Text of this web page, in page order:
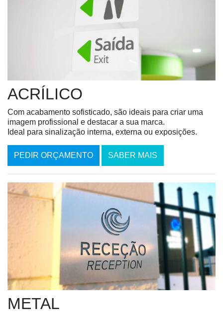
ACRÍLICO
Com acabamento sofisticado, são ideais para criar uma
imagem profissional e destacar a sua marca.
Ideal para sinalização interna, externa ou exposições.
PEDIR ORÇAMENTO SABER MAIS
METAL